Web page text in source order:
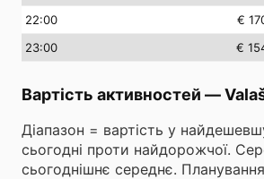
22:00 €
23:00 €
Вартість активностей —
Діапазон = вартість у
сьогодні проти найдорожчої.
сьогоднішнє середнє.